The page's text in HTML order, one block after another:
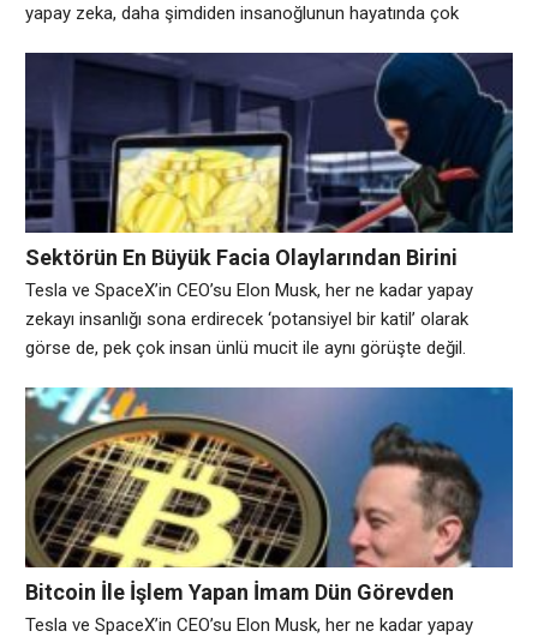
yapay zeka, daha şimdiden insanoğlunun hayatında çok
Gelecek Yapay zeka yaşadığımız gezegen için bir tehdit mi,
yoksa bizleri yüklerimizden kurtaracak bir mucize mi?
Dünyadaki pek çok insan, bu sorunun cevabını arıyor. Elon
Musk’ın yapay zeka
Sektörün En Büyük Facia Olaylarından Birini
Gören Coinheck Sonunda Satıldı!
Tesla ve SpaceX’in CEO’su Elon Musk, her ne kadar yapay
zekayı insanlığı sona erdirecek ‘potansiyel bir katil’ olarak
görse de, pek çok insan ünlü mucit ile aynı görüşte değil.
biri ülke yönetiminin yapay zekaya devredilmesini istiyor.
Bilgisayarlardan akıllı telefonlara, otomobillerden insansız
hava uçaklarına kadar hemen her alanda kendini gösteren
Bitcoin İle İşlem Yapan İmam Dün Görevden
Alındı!
Tesla ve SpaceX’in CEO’su Elon Musk, her ne kadar yapay